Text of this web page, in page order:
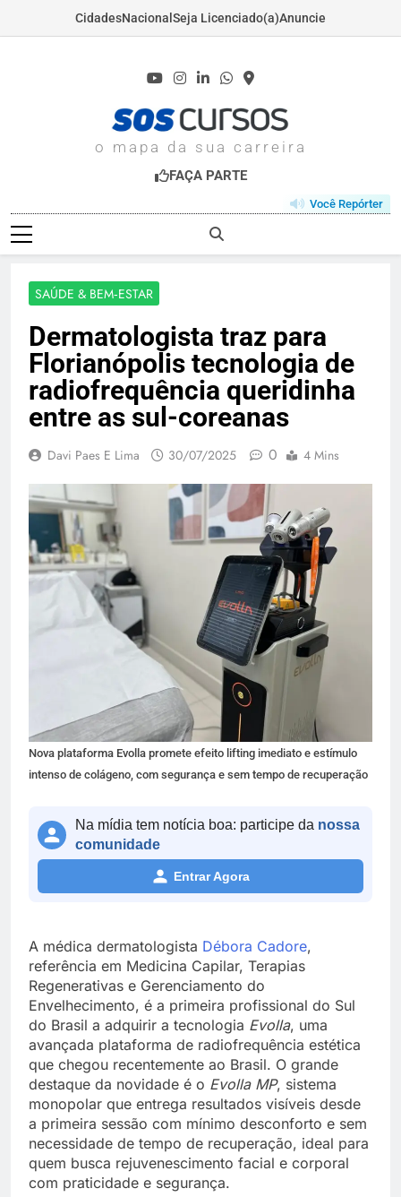
CidadesNacional Seja Licenciado(a)Anuncie
o mapa da sua carreira
FAÇA PARTE
Você Repórter
SAÚDE & BEM‑ESTAR
Dermatologista traz para
Florianópolis tecnologia de
radiofrequência queridinha
entre as sul-coreanas
Davi Paes E Lima 30/07/2025 0 4 Mins
Nova plataforma Evolla promete efeito lifting imediato e estímulo
intenso de colágeno, com segurança e sem tempo de recuperação
Na mídia tem notícia boa: participe da nossa
comunidade
Entrar Agora
A médica dermatologista Débora Cadore,
referência em Medicina Capilar, Terapias
Regenerativas e Gerenciamento do
Envelhecimento, é a primeira profissional do Sul
do Brasil a adquirir a tecnologia Evolla, uma
avançada plataforma de radiofrequência estética
que chegou recentemente ao Brasil. O grande
destaque da novidade é o Evolla MP, sistema
monopolar que entrega resultados visíveis desde
a primeira sessão com mínimo desconforto e sem
necessidade de tempo de recuperação, ideal para
quem busca rejuvenescimento facial e corporal
com praticidade e segurança.